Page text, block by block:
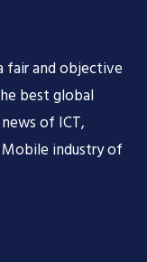
fair and objective
best global
of ICT,
industry of